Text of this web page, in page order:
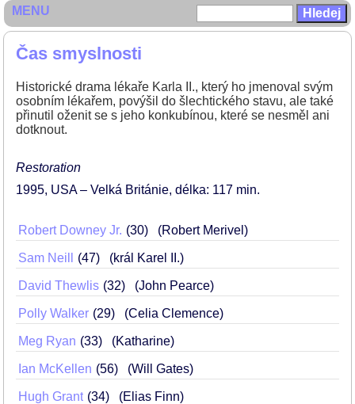
Čas smyslnosti
Historické drama lékaře Karla II., který ho jmenoval svým
osobním lékařem, povýšil do šlechtického stavu, ale také
přinutil oženit se s jeho konkubínou, které se nesměl ani
dotknout.
Restoration
1995 USA – Velká Británie délka: 117 min
Robert Downey Jr. 30 (Robert Merivel)
Sam Neill 47 (král Karel II.)
David Thewlis 32 (John Pearce)
Polly Walker 29 (Celia Clemence)
Meg Ryan 33 (Katharine)
Ian McKellen 56 (Will Gates)
Hugh Grant 34 (Elias Finn)
MENU